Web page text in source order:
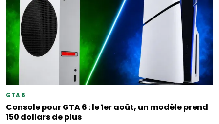
GTA 6
Console pour GTA 6 : le 1er août, un modèle prend
150 dollars de plus